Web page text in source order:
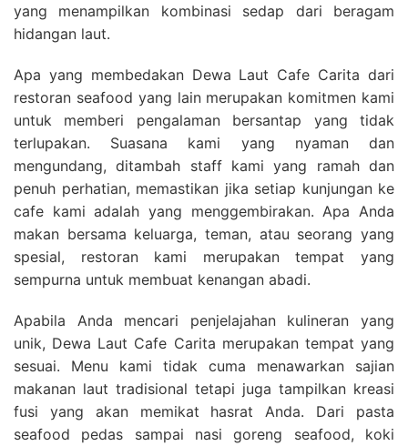
yang menampilkan kombinasi sedap dari beragam
hidangan laut.
Apa yang membedakan Dewa Laut Cafe Carita dari
restoran seafood yang lain merupakan komitmen kami
untuk memberi pengalaman bersantap yang tidak
terlupakan. Suasana kami yang nyaman dan
mengundang, ditambah staff kami yang ramah dan
penuh perhatian, memastikan jika setiap kunjungan ke
cafe kami adalah yang menggembirakan. Apa Anda
makan bersama keluarga, teman, atau seorang yang
spesial, restoran kami merupakan tempat yang
sempurna untuk membuat kenangan abadi.
Apabila Anda mencari penjelajahan kulineran yang
unik, Dewa Laut Cafe Carita merupakan tempat yang
sesuai. Menu kami tidak cuma menawarkan sajian
makanan laut tradisional tetapi juga tampilkan kreasi
fusi yang akan memikat hasrat Anda. Dari pasta
seafood pedas sampai nasi goreng seafood, koki